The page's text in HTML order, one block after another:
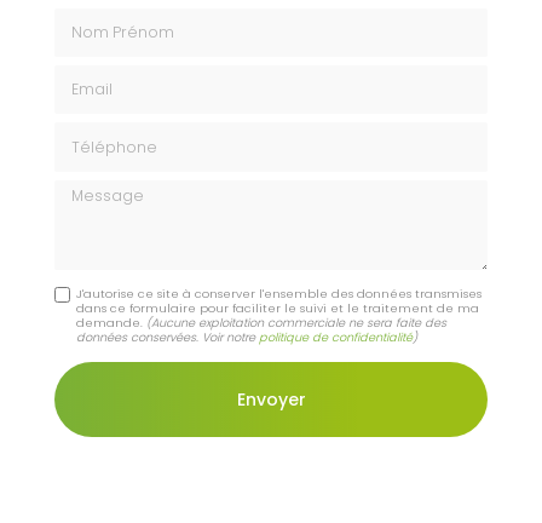
Message
J'autorise ce site à conserver l'ensemble des données transmises
dans ce formulaire pour faciliter le suivi et le traitement de ma
demande. (Aucune exploitation commerciale ne sera faite des
données conservées. Voir notre politique de confidentialité)